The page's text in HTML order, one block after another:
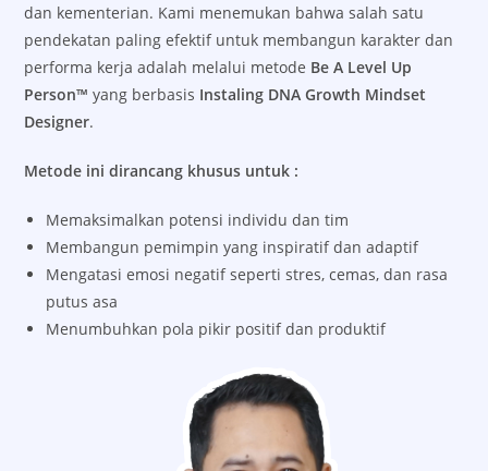
dan kementerian. Kami menemukan bahwa salah satu
pendekatan paling efektif untuk membangun karakter dan
performa kerja adalah melalui metode Be A Level Up
Person™ yang berbasis Instaling DNA Growth Mindset
Designer.
Metode ini dirancang khusus untuk :
Memaksimalkan potensi individu dan tim
Membangun pemimpin yang inspiratif dan adaptif
Mengatasi emosi negatif seperti stres, cemas, dan rasa
putus asa
Menumbuhkan pola pikir positif dan produktif